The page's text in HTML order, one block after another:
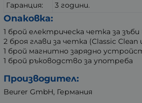
Гаранция:
3 години.
Опаковка:
1 брой електрическа четка за зъби
2 броя глави за четка (Classic
1 брой магнитно зарядно
1 брой ръководство за употреба
Производител:
Beurer GmbH, Германия